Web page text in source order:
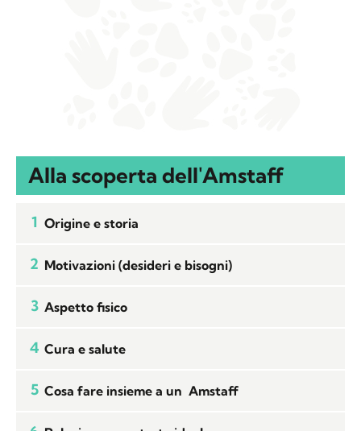
Alla scoperta dell'Amstaff
1 Origine e storia
2 Motivazioni (desideri e bisogni)
3 Aspetto fisico
4 Cura e salute
5 Cosa fare insieme a un Amstaff